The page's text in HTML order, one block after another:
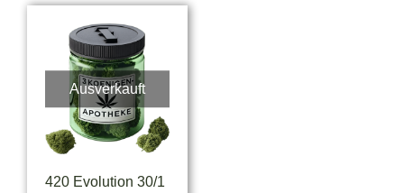
Ausverkauft
420 Evolution 30/1